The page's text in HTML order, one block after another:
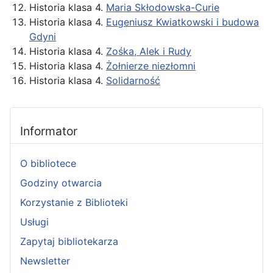
Informator
O bibliotece
Godziny otwarcia
Korzystanie z Biblioteki
Usługi
Zapytaj bibliotekarza
Newsletter
Historia klasa 4. Maria Skłodowska-Curie
Historia klasa 4. Eugeniusz Kwiatkowski i budowa
Gdyni
Historia klasa 4. Zośka, Alek i Rudy
Historia klasa 4. Żołnierze niezłomni
Historia klasa 4. Solidarność